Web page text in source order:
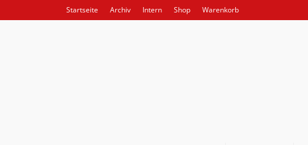
Startseite Archiv Intern Shop Warenkorb